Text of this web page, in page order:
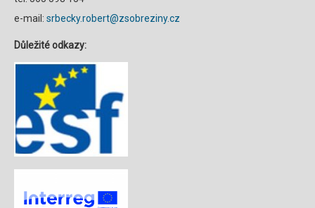
e-mail: srbecky.robert@zsobreziny.cz
Důležité odkazy: